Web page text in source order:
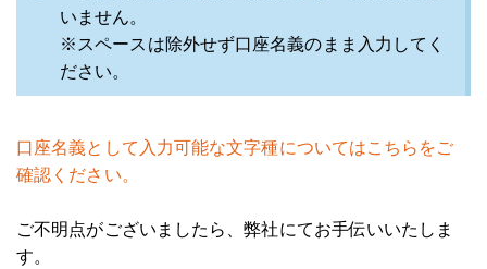
いません。
※スペースは除外せず口座名義のまま入力してく
ださい。
口座名義として入力可能な文字種についてはこちらをご
確認ください。
ご不明点がございましたら、弊社にてお手伝いいたしま
す。